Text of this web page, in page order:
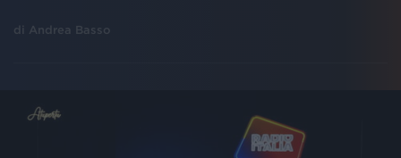
di Andrea Basso